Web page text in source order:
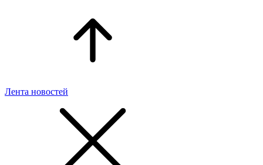
Лента новостей